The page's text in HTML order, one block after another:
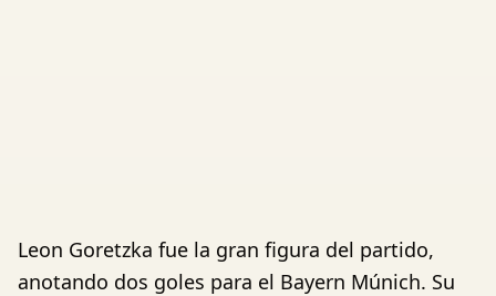
Leon Goretzka fue la gran figura del partido,
anotando dos goles para el Bayern Múnich. Su